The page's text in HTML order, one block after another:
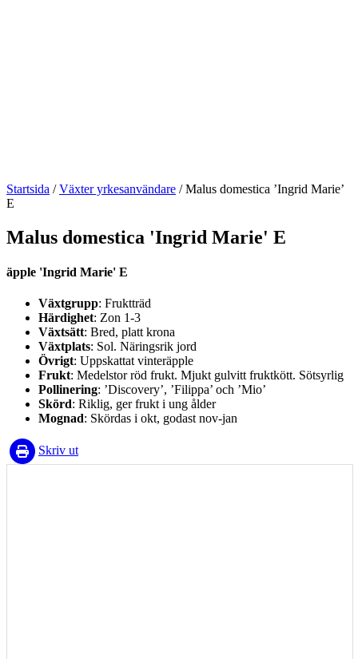
Startsida /Växter yrkesanvändare /Malus domestica ’Ingrid Marie’
E
Malus domestica 'Ingrid Marie' E
äpple 'Ingrid Marie' E
Växtgrupp: Fruktträd
Härdighet: Zon 1-3
Växtsätt: Bred, platt krona
Växtplats: Sol. Näringsrik jord
Övrigt: Uppskattat vinteräpple
Frukt: Medelstor röd frukt. Mjukt gulvitt fruktkött. Sötsyrlig
Pollinering: ’Discovery’, ’Filippa’ och ’Mio’
Skörd: Riklig, ger frukt i ung ålder
Mognad: Skördas i okt, godast nov-jan
Skriv ut